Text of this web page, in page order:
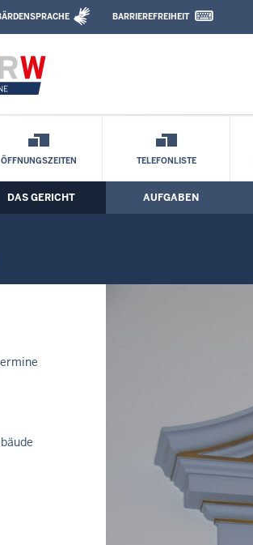
Sitzungstermineund
BARRIEREFREIHEIT
Volltext-Suche
ÖFFNUNGSZEITEN TELEFONLISTE
DAS GERICHT AUFGABEN